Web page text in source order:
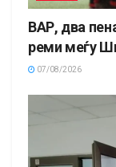
ВАР, два
реми меѓу
07/08/2026